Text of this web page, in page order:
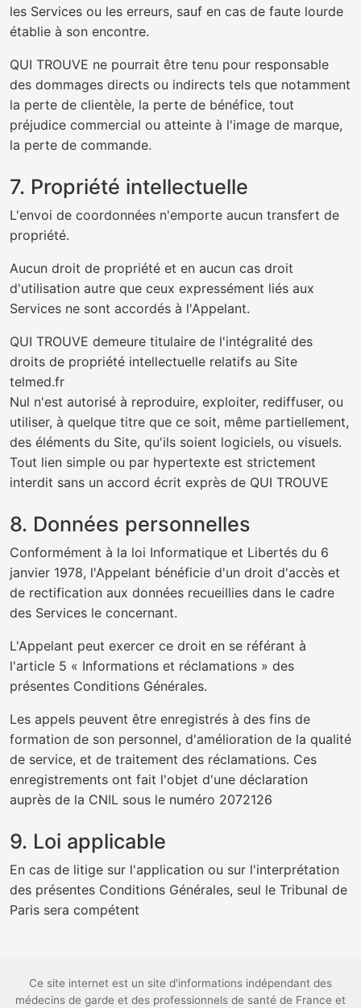
les Services ou les erreurs, sauf en cas de faute lourde
établie à son encontre.
QUI TROUVE ne pourrait être tenu pour responsable
des dommages directs ou indirects tels que notamment
la perte de clientèle, la perte de bénéfice, tout
préjudice commercial ou atteinte à l'image de marque,
la perte de commande.
7. Propriété intellectuelle
L'envoi de coordonnées n'emporte aucun transfert de
propriété.
Aucun droit de propriété et en aucun cas droit
d'utilisation autre que ceux expressément liés aux
Services ne sont accordés à l'Appelant.
QUI TROUVE demeure titulaire de l'intégralité des
droits de propriété intellectuelle relatifs au Site
telmed.fr
Nul n'est autorisé à reproduire, exploiter, rediffuser, ou
utiliser, à quelque titre que ce soit, même partiellement,
des éléments du Site, qu'ils soient logiciels, ou visuels.
Tout lien simple ou par hypertexte est strictement
interdit sans un accord écrit exprès de QUI TROUVE
8. Données personnelles
Conformément à la loi Informatique et Libertés du 6
janvier 1978, l'Appelant bénéficie d'un droit d'accès et
de rectification aux données recueillies dans le cadre
des Services le concernant.
L'Appelant peut exercer ce droit en se référant à
l'article 5 « Informations et réclamations » des
présentes Conditions Générales.
Les appels peuvent être enregistrés à des fins de
formation de son personnel, d'amélioration de la qualité
de service, et de traitement des réclamations. Ces
enregistrements ont fait l'objet d'une déclaration
auprès de la CNIL sous le numéro 2072126
9. Loi applicable
En cas de litige sur l'application ou sur l'interprétation
des présentes Conditions Générales, seul le Tribunal de
Paris sera compétent
Ce site internet est un site d'informations indépendant des
médecins de garde et des professionnels de santé de France et